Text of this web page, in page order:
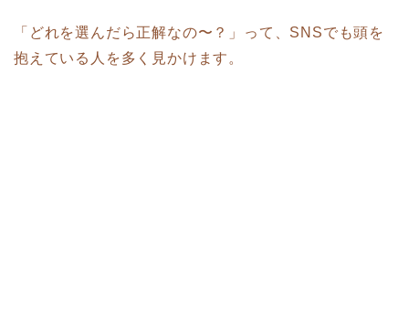
「どれを選んだら正解なの〜？」って、SNSでも頭を
抱えている人を多く見かけます。